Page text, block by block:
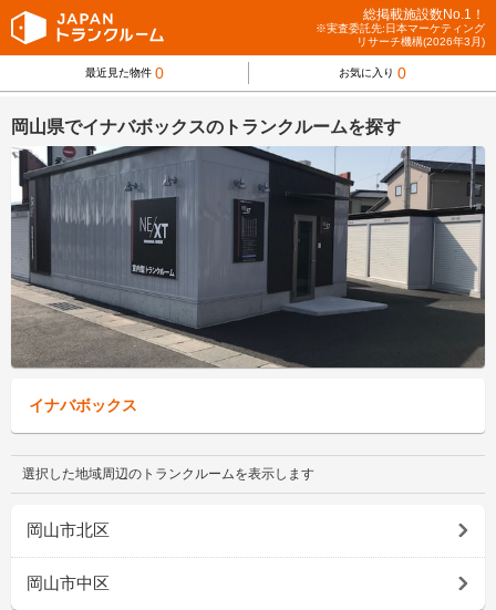
総掲載施設数No.1！
※実査委託先:日本マーケティング
リサーチ機構(2026年3月)
最近見た物件 0 お気に入り 0
岡山県でイナバボックスのトランクルームを探す
イナバボックス
選択した地域周辺のトランクルームを表示します
岡山市北区
岡山市中区